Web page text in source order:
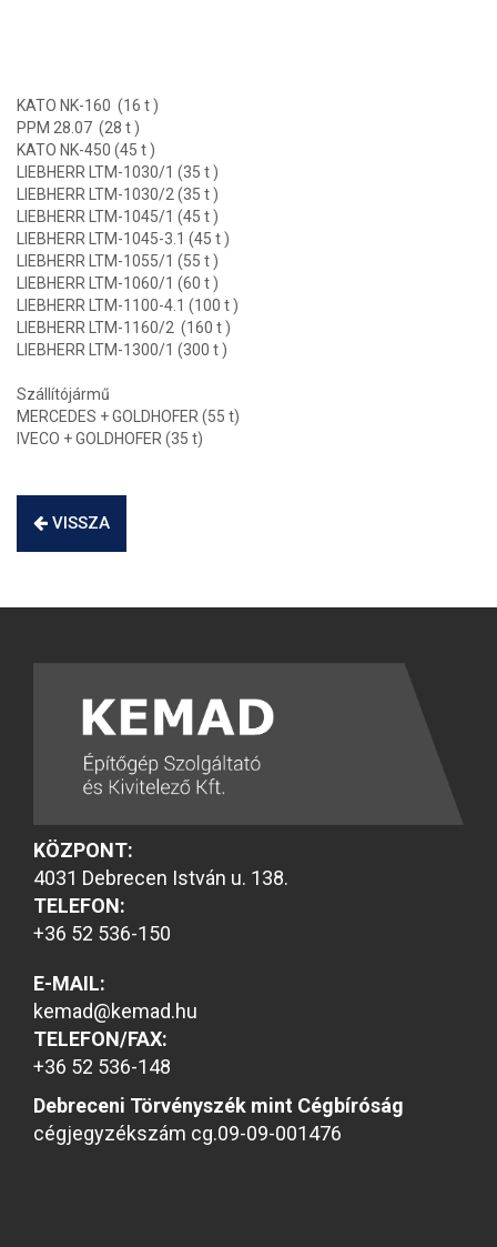
KATO NK-160 (16 t )
PPM 28.07 (28 t )
KATO NK-450 (45 t )
LIEBHERR LTM-1030/1 (35 t )
LIEBHERR LTM-1030/2 (35 t )
LIEBHERR LTM-1045/1 (45 t )
LIEBHERR LTM-1045-3.1 (45 t )
LIEBHERR LTM-1055/1 (55 t )
LIEBHERR LTM-1060/1 (60 t )
LIEBHERR LTM-1100-4.1 (100 t )
LIEBHERR LTM-1160/2 (160 t )
LIEBHERR LTM-1300/1 (300 t )
Szállítójármű
MERCEDES + GOLDHOFER (55 t)
IVECO + GOLDHOFER (35 t)
VISSZA
KÖZPONT:
4031 Debrecen István u. 138.
TELEFON:
+36 52 536-150
E-MAIL:
kemad@kemad.hu
TELEFON/FAX:
+36 52 536-148
Debreceni Törvényszék mint Cégbíróság
cégjegyzékszám cg.09-09-001476